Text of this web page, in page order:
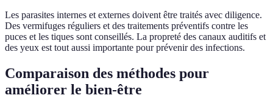
Les parasites internes et externes doivent être traités avec diligence.
Des vermifuges réguliers et des traitements préventifs contre les
puces et les tiques sont conseillés. La propreté des canaux auditifs et
des yeux est tout aussi importante pour prévenir des infections.
Comparaison des méthodes pour
améliorer le bien-être